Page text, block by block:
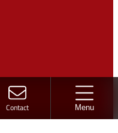
Contact Menu